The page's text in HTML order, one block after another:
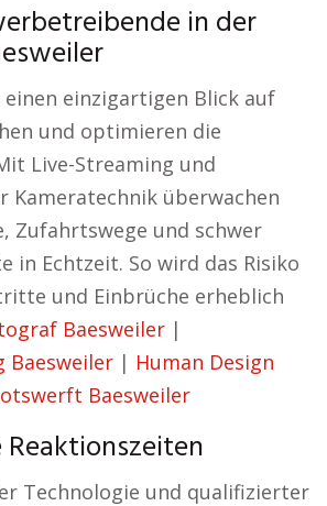
in der
einzigartigen Blick auf
und optimieren die
Live-Streaming und
Kameratechnik überwachen
Zufahrtswege und schwer
in Echtzeit. So wird das Risiko
und Einbrüche erheblich
Baesweiler |
Baesweiler | Human Design
Baesweiler
Technologie und qualifizierter